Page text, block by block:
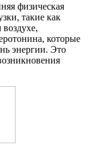
физическая
такие как
которые
энергии. Это